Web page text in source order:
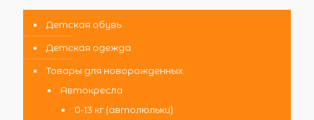
Детская обувь
Детская одежда
Товары для новорожденных
Автокресла
0-13 кг (автолюльки)